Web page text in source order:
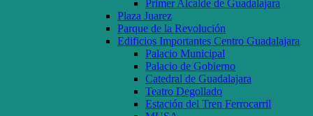
Primer Alcalde de Guadalajara
Plaza Juarez
Parque de la Revolución
Edificios Importantes Centro Guadalajara
Palacio Municipal
Palacio de Gobierno
Catedral de Guadalajara
Teatro Degollado
Estación del Tren Ferrocarril